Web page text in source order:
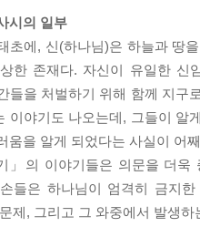
시의 일부
초에, 신(하나님)은 하늘과 땅
한 존재다. 자신이 유일한 신
들을 처벌하기 위해 함께 지구
이야기도 나오는데, 그들이 알
움을 알게 되었다는 사실이 어
」의 이야기들은 의문을 더
들은 하나님이 엄격히 금지
제, 그리고 그 와중에서 발생